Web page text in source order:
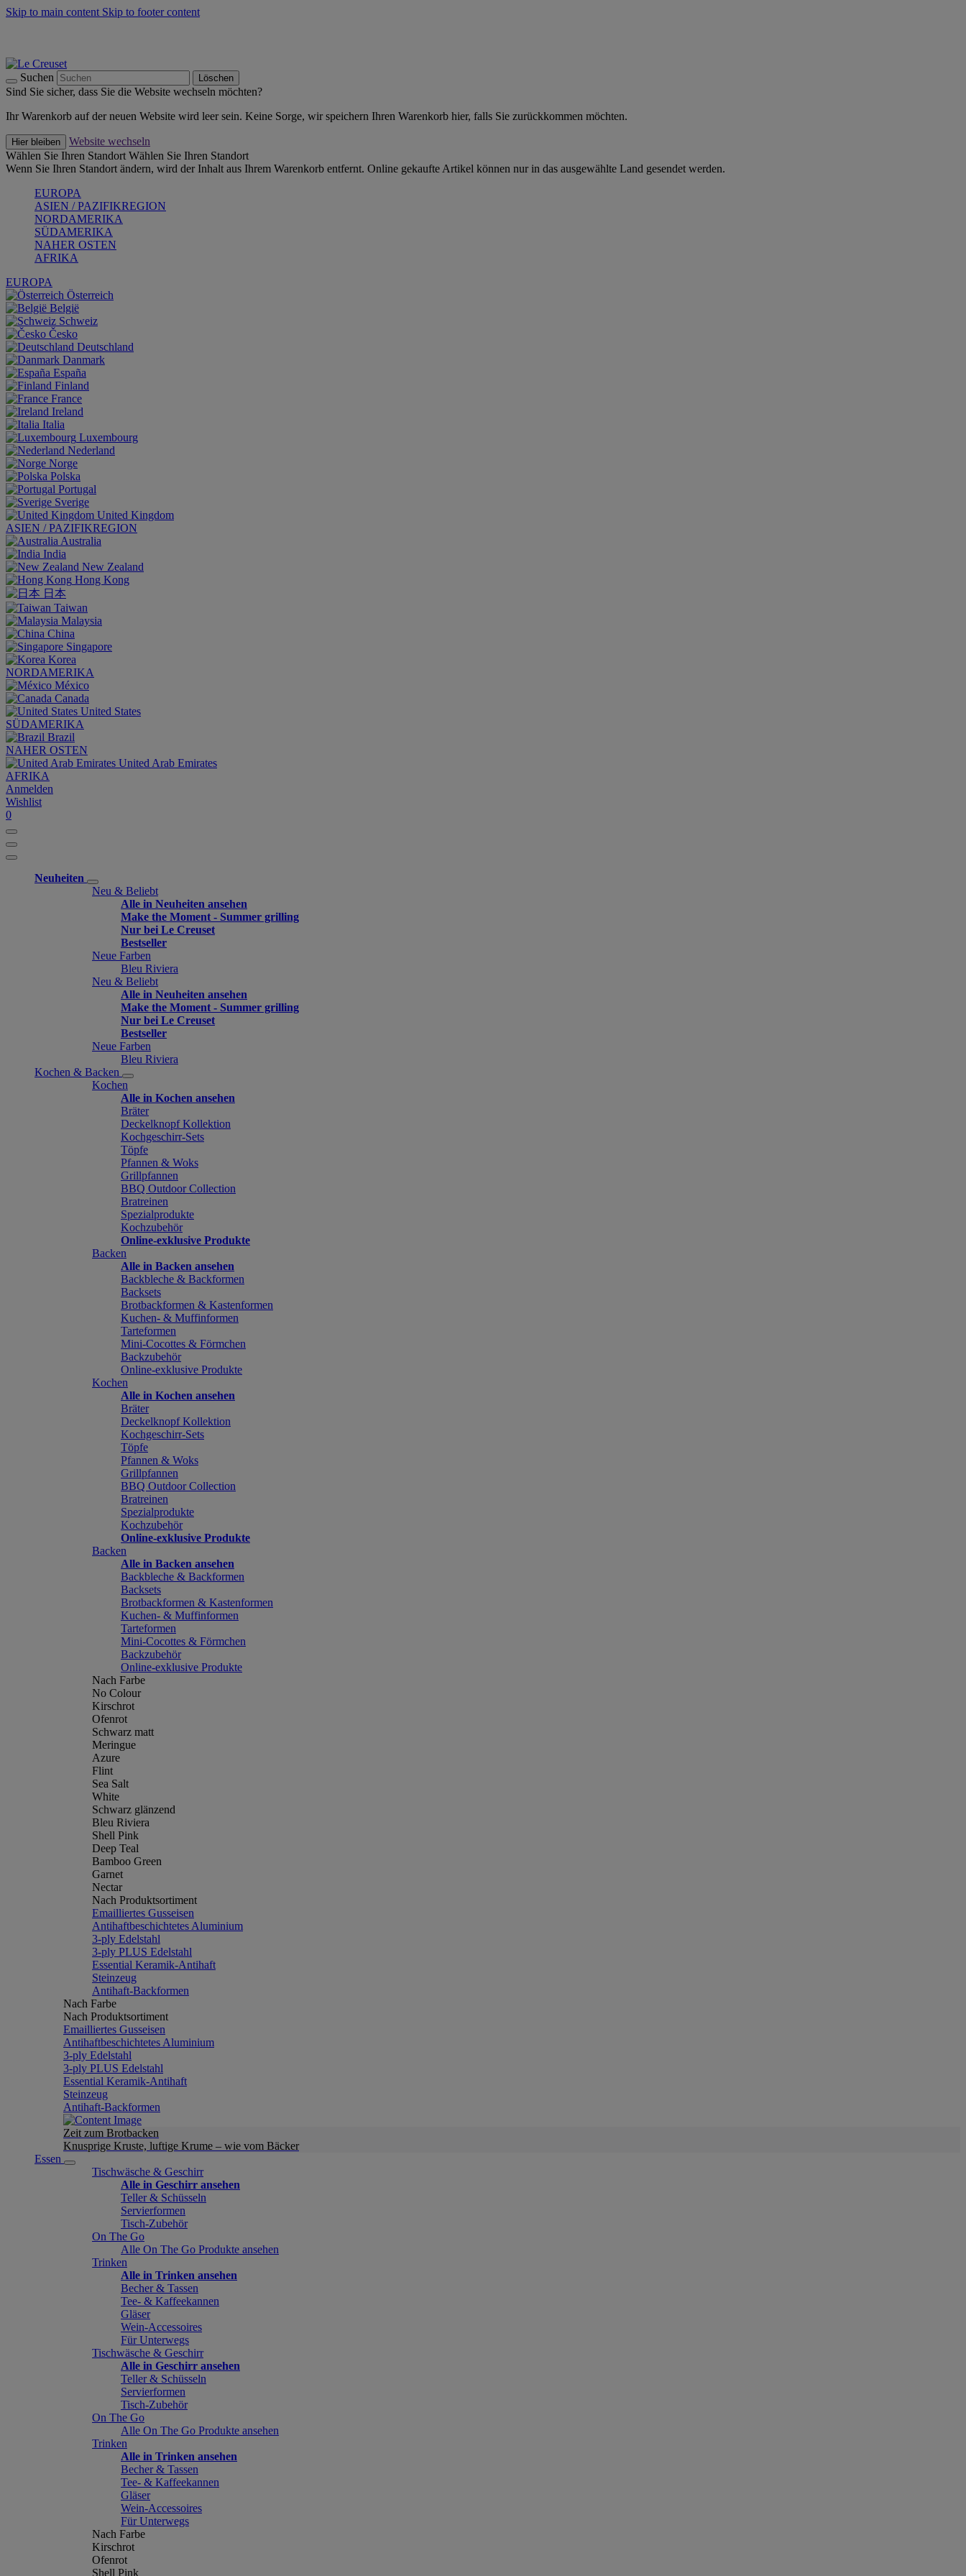
Skip to main content Skip to footer content
Suchen Löschen
Sind Sie sicher, dass Sie die Website wechseln möchten?
Ihr Warenkorb auf der neuen Website wird leer sein. Keine Sorge, wir speichern Ihren Warenkorb hier, falls Sie zurückkommen möchten.
Hier bleiben
Website wechseln
Wählen Sie Ihren Standort Wählen Sie Ihren Standort
Wenn Sie Ihren Standort ändern, wird der Inhalt aus Ihrem Warenkorb entfernt. Online gekaufte Artikel können nur in das ausgewählte Land gesendet werden.
EUROPA
ASIEN / PAZIFIKREGION
NORDAMERIKA
SÜDAMERIKA
NAHER OSTEN
AFRIKA
EUROPA
Österreich
België
Schweiz
Česko
Deutschland
Danmark
España
Finland
France
Ireland
Italia
Luxembourg
Nederland
Norge
Polska
Portugal
Sverige
United Kingdom
ASIEN / PAZIFIKREGION
Australia
India
New Zealand
Hong Kong
日本
Taiwan
Malaysia
China
Singapore
Korea
NORDAMERIKA
México
Canada
United States
SÜDAMERIKA
Brazil
NAHER OSTEN
United Arab Emirates
AFRIKA
Anmelden
Wishlist
0
Neuheiten
Neu & Beliebt
Alle in Neuheiten ansehen
Make the Moment - Summer grilling
Nur bei Le Creuset
Bestseller
Neue Farben
Bleu Riviera
Neu & Beliebt
Alle in Neuheiten ansehen
Make the Moment - Summer grilling
Nur bei Le Creuset
Bestseller
Neue Farben
Bleu Riviera
Kochen & Backen
Kochen
Alle in Kochen ansehen
Bräter
Deckelknopf Kollektion
Kochgeschirr-Sets
Töpfe
Pfannen & Woks
Grillpfannen
BBQ Outdoor Collection
Bratreinen
Spezialprodukte
Kochzubehör
Online-exklusive Produkte
Backen
Alle in Backen ansehen
Backbleche & Backformen
Backsets
Brotbackformen & Kastenformen
Kuchen- & Muffinformen
Tarteformen
Mini-Cocottes & Förmchen
Backzubehör
Online-exklusive Produkte
Kochen
Alle in Kochen ansehen
Bräter
Deckelknopf Kollektion
Kochgeschirr-Sets
Töpfe
Pfannen & Woks
Grillpfannen
BBQ Outdoor Collection
Bratreinen
Spezialprodukte
Kochzubehör
Online-exklusive Produkte
Backen
Alle in Backen ansehen
Backbleche & Backformen
Backsets
Brotbackformen & Kastenformen
Kuchen- & Muffinformen
Tarteformen
Mini-Cocottes & Förmchen
Backzubehör
Online-exklusive Produkte
Nach Farbe
No Colour
Kirschrot
Ofenrot
Schwarz matt
Meringue
Azure
Flint
Sea Salt
White
Schwarz glänzend
Bleu Riviera
Shell Pink
Deep Teal
Bamboo Green
Garnet
Nectar
Nach Produktsortiment
Emailliertes Gusseisen
Antihaftbeschichtetes Aluminium
3-ply Edelstahl
3-ply PLUS Edelstahl
Essential Keramik-Antihaft
Steinzeug
Antihaft-Backformen
Nach Farbe
Nach Produktsortiment
Emailliertes Gusseisen
Antihaftbeschichtetes Aluminium
3-ply Edelstahl
3-ply PLUS Edelstahl
Essential Keramik-Antihaft
Steinzeug
Antihaft-Backformen
Zeit zum Brotbacken
Knusprige Kruste, luftige Krume – wie vom Bäcker
Essen
Tischwäsche & Geschirr
Alle in Geschirr ansehen
Teller & Schüsseln
Servierformen
Tisch-Zubehör
On The Go
Alle On The Go Produkte ansehen
Trinken
Alle in Trinken ansehen
Becher & Tassen
Tee- & Kaffeekannen
Gläser
Wein-Accessoires
Für Unterwegs
Tischwäsche & Geschirr
Alle in Geschirr ansehen
Teller & Schüsseln
Servierformen
Tisch-Zubehör
On The Go
Alle On The Go Produkte ansehen
Trinken
Alle in Trinken ansehen
Becher & Tassen
Tee- & Kaffeekannen
Gläser
Wein-Accessoires
Für Unterwegs
Nach Farbe
Kirschrot
Ofenrot
Shell Pink